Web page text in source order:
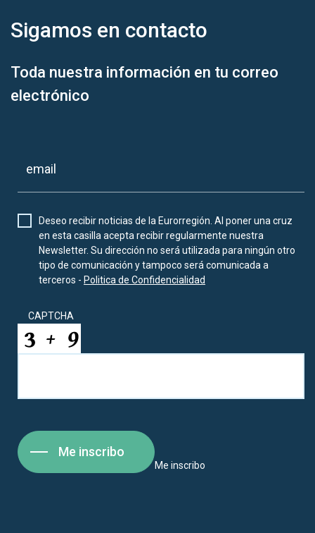
Sigamos en contacto
Toda nuestra información en tu correo
electrónico
Deseo recibir noticias de la Eurorregión. Al poner una cruz
en esta casilla acepta recibir regularmente nuestra
Newsletter. Su dirección no será utilizada para ningún otro
tipo de comunicación y tampoco será comunicada a
terceros - Politica de Confidencialidad
CAPTCHA
Me inscribo
Me inscribo